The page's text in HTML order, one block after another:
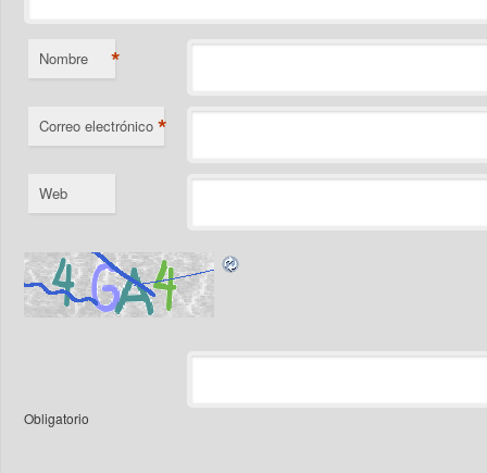
Nombre *
Correo electrónico *
Web
Obligatorio